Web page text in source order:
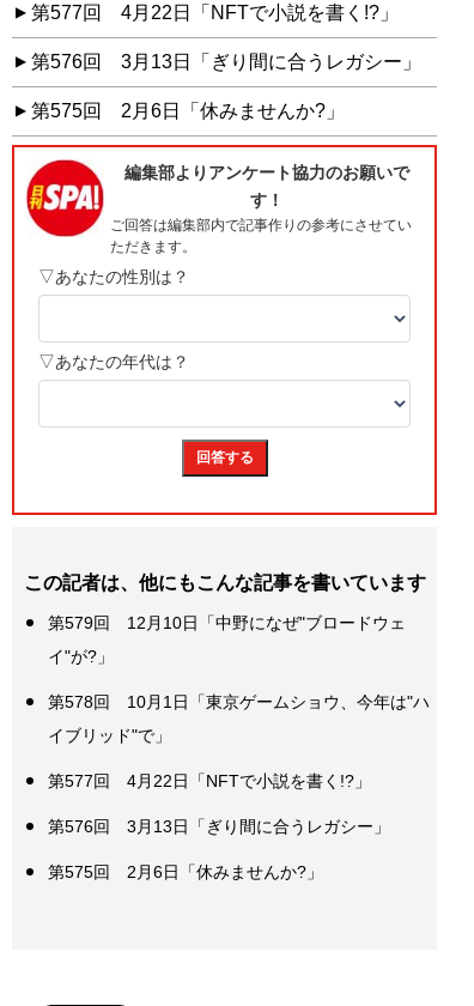
第577回 4月22日「NFTで小説を書く!?」
第576回 3月13日「ぎり間に合うレガシー」
第575回 2月6日「休みませんか?」
この記者は、他にもこんな記事を書いています
第579回 12月10日「中野になぜ"ブロードウェ
イ"が?」
第578回 10月1日「東京ゲームショウ、今年は"ハ
イブリッド"で」
第577回 4月22日「NFTで小説を書く!?」
第576回 3月13日「ぎり間に合うレガシー」
第575回 2月6日「休みませんか?」